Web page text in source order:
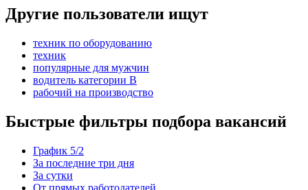
Другие пользователи ищут
техник по оборудованию
техник
популярные для мужчин
водитель категории B
рабочий на производство
Быстрые фильтры подбора вакансий
График 5/2
За последние три дня
За сутки
От прямых работодателей